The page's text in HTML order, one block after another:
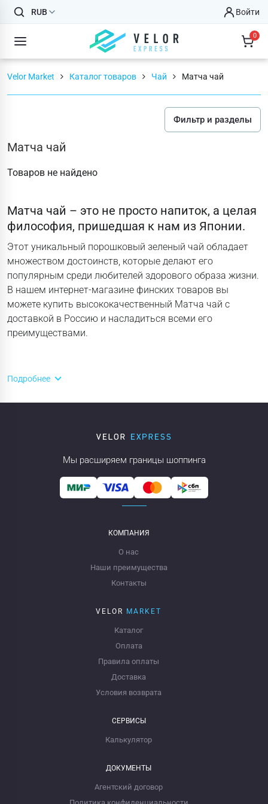
RUB Войти
0
Velor Market Каталог товаров Чай Матча чай
Фильтр и разделы
Матча чай
Товаров не найдено
Матча чай – это не просто напиток, а целая
философия, пришедшая к нам из Японии.
Этот уникальный порошковый зеленый чай обладает
множеством достоинств, которые делают его
популярным среди любителей здорового образа жизни.
В нашем интернет-магазине финских товаров вы
можете купить высококачественный Матча чай с
доставкой в Россию и насладиться всеми его
преимуществами.
Подробнее
Мы расширяем границы шоппинга
КОМПАНИЯ
О нас
Наши преимущества
Контакты
VELOR MARKET
Каталог
Оплата
Правила оплаты
Доставка
Условия возврата
СЕРВИСЫ
Калькулятор
ДОКУМЕНТЫ
Агентский договор